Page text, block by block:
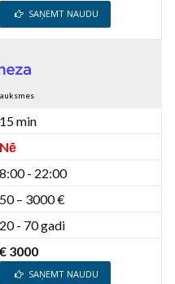
SAŅEMT NAUDU
15 min
Nē
8:00 - 22:00
50 – 3000 €
20 - 70 gadi
€ 3000
SAŅEMT NAUDU